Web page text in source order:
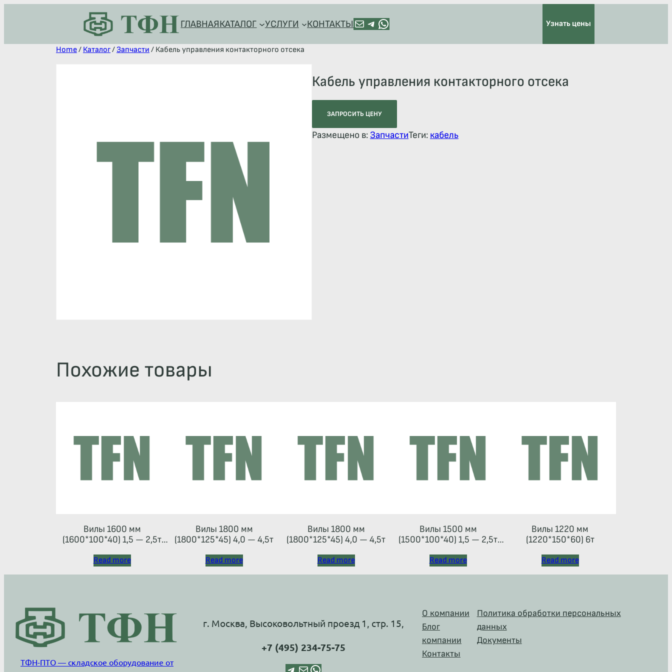
ГЛАВНАЯКАТАЛОГ УСЛУГИ КОНТАКТЫПОЧТА TELEGRAM HTTPS://WA.ME/+79128918544 Узнать цены
Home/ Каталог/ Запчасти / Кабель управления контакторного отсека
Кабель управления контакторного отсека
ЗАПРОСИТЬ ЦЕНУ
Размещено в: ЗапчастиТеги: кабель
Похожие товары
Вилы 1600 мм
(1600*100*40) 1,5 — 2,5т
Read more
Вилы 1800 мм
(1800*125*45) 4,0 — 4,5т
Read more
Вилы 1800 мм
(1800*125*45) 4,0 — 4,5т
Read more
Вилы 1500 мм
(1500*100*40) 1,5 — 2,5т
Read more
Вилы 1220 мм
(1220*150*60) 6т
Read more
ТФН-ПТО — складское оборудование от
г. Москва, Высоковольтный проезд 1, стр. 15,
+7 (495) 234-75-75
О компании
Блог
компании
Контакты
Политика обработки персональных
данных
Документы